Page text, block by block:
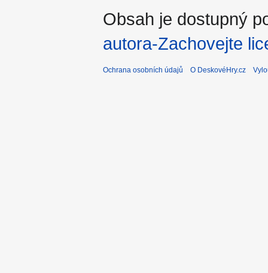
Obsah je dostupný
autora-Zachovejte
Ochrana osobních údajů O DeskovéHry.cz